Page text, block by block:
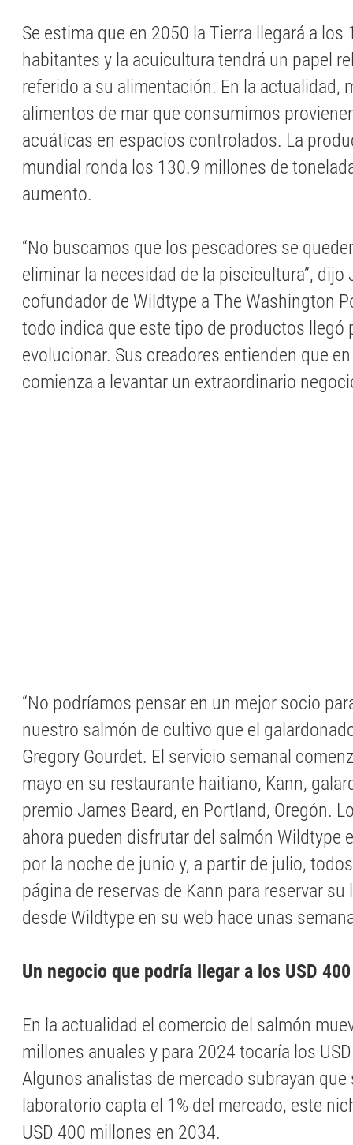
Se estima que en 2050 la Tierra llegará a
habitantes y la acuicultura tendrá un papel
referido a su alimentación. En la actualidad,
alimentos de mar que consumimos
acuáticas en espacios controlados. La
mundial ronda los 130.9 millones de
aumento.
“No buscamos que los pescadores se
eliminar la necesidad de la piscicultura”,
cofundador de Wildtype a The Washington
todo indica que este tipo de productos llegó
evolucionar. Sus creadores entienden que
comienza a levantar un extraordinario
“No podríamos pensar en un mejor socio
nuestro salmón de cultivo que el
Gregory Gourdet. El servicio semanal
mayo en su restaurante haitiano, Kann,
premio James Beard, en Portland, Oregón.
ahora pueden disfrutar del salmón Wildtype
por la noche de junio y, a partir de julio,
página de reservas de Kann para reservar su
desde Wildtype en su web hace unas
Un negocio que podría llegar a los USD
En la actualidad el comercio del salmón
millones anuales y para 2024 tocaría los
Algunos analistas de mercado subrayan que
laboratorio capta el 1% del mercado, este
USD 400 millones en 2034.